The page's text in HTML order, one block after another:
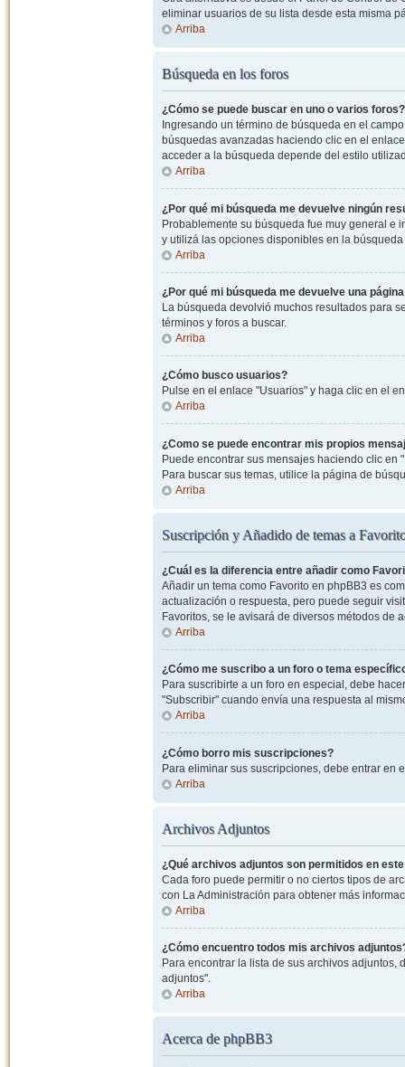
eliminar usuarios de su lista desde esta misma
Arriba
Búsqueda en los foros
¿Cómo se puede buscar en uno o varios foros?
Ingresando un término de búsqueda en el
búsquedas avanzadas haciendo clic en el
acceder a la búsqueda depende del estilo
Arriba
¿Por qué mi búsqueda me devuelve ningún
Probablemente su búsqueda fue muy general e
y utilizá las opciones disponibles en la
Arriba
¿Por qué mi búsqueda me devuelve una
La búsqueda devolvió muchos resultados para
términos y foros a buscar.
Arriba
¿Cómo busco usuarios?
Pulse en el enlace "Usuarios" y haga clic en el
Arriba
¿Como se puede encontrar mis propios
Puede encontrar sus mensajes haciendo clic en
Para buscar sus temas, utilice la página de
Arriba
Suscripción y Añadido de temas a
¿Cuál es la diferencia entre añadir como
Añadir un tema como Favorito en phpBB3 es
actualización o respuesta, pero puede seguir
Favoritos, se le avisará de diversos métodos de
Arriba
¿Cómo me suscribo a un foro o tema
Para suscribirte a un foro en especial, debe
"Subscribir" cuando envía una respuesta al
Arriba
¿Cómo borro mis suscripciones?
Para eliminar sus suscripciones, debe entrar en
Arriba
Archivos Adjuntos
¿Qué archivos adjuntos son permitidos en
Cada foro puede permitir o no ciertos tipos de
con La Administración para obtener más
Arriba
¿Cómo encuentro todos mis archivos
Para encontrar la lista de sus archivos
adjuntos".
Arriba
Acerca de phpBB3